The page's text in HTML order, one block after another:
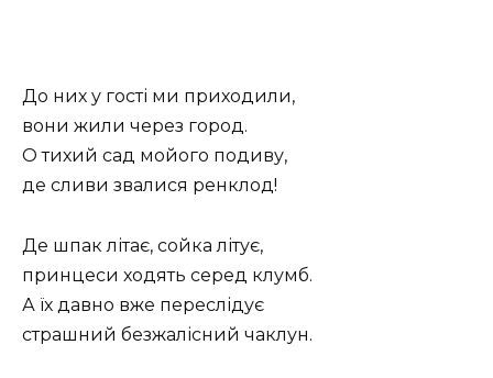
До них у гості ми приходили,
вони жили через город.
О тихий сад мойого подиву,
де сливи звалися ренклод!
Де шпак літає, сойка літує,
принцеси ходять серед клумб.
А їх давно вже переслідує
страшний безжалісний чаклун.